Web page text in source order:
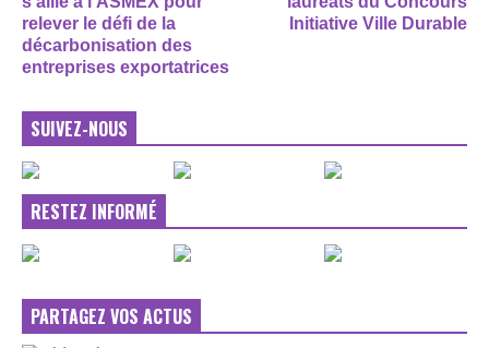
relever le défi de la
décarbonisation des
entreprises exportatrices
Initiative Ville Durable
SUIVEZ-NOUS
RESTEZ INFORMÉ
PARTAGEZ VOS ACTUS